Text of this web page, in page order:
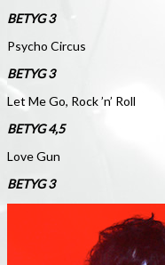
BETYG 3
Psycho Circus
BETYG 3
Let Me Go, Rock ’n’ Roll
BETYG 4,5
Love Gun
BETYG 3